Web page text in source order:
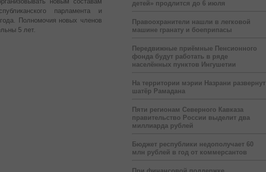
парламента и
Полномочия новых членов
5 лет.
детей» продлится до 6 июля
Правоохранители нашли в легковой
машине гранату и боеприпасы
Передвижные приёмные Пенсионного
фонда будут работать в ряде
населённых пунктов Ингушетии
На территории мэрии Назрани развернут
шатёр Рамадана
Пяти регионам Северного Кавказа
правительство России выделит два
миллиарда рублей
Бюджет республики недополучает 60
млн рублей в год от коммерсантов